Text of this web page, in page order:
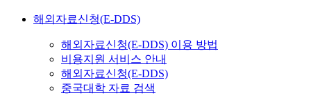
해외자료신청(E-DDS)
해외자료신청(E-DDS) 이용 방법
비용지원 서비스 안내
해외자료신청(E-DDS)
중국대학 자료 검색